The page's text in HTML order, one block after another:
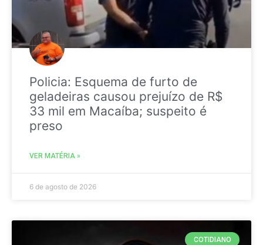
Policia: Esquema de furto de
geladeiras causou prejuízo de R$
33 mil em Macaíba; suspeito é
preso
VER MATÉRIA »
6 de agosto de 2026
COTIDIANO